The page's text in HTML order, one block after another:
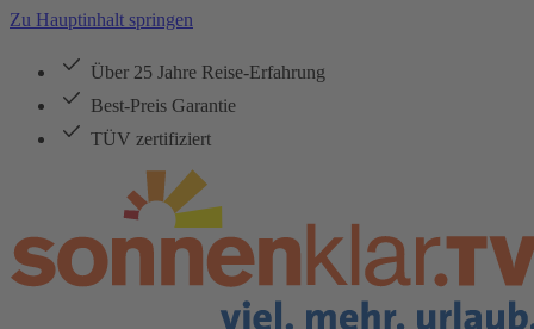
Zu Hauptinhalt springen
Über 25 Jahre Reise-Erfahrung
Best-Preis Garantie
TÜV zertifiziert